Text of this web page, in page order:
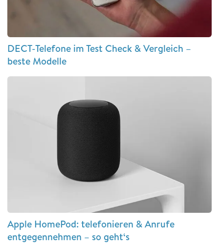
DECT-Telefone im Test Check & Vergleich –
beste Modelle
Apple HomePod: telefonieren & Anrufe
entgegennehmen – so geht‘s